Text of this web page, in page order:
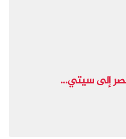
إلى سيتي...